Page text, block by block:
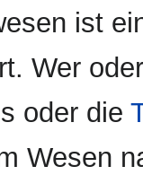
ist
Wer
oder die
Wesen